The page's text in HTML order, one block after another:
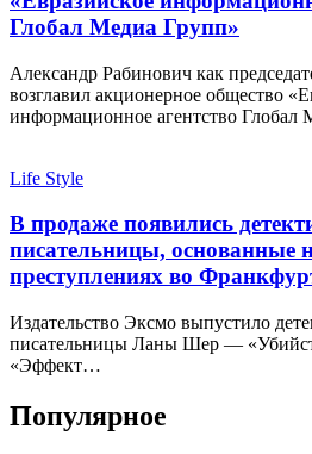
Глобал Медиа Групп»
Александр Рабинович как
возглавил акционерное общество
информационное агентство
Life Style
В продаже появились
писательницы, основанные
преступлениях во
Издательство Эксмо выпустило
писательницы Ланы Шер —
«Эффект…
Популярное